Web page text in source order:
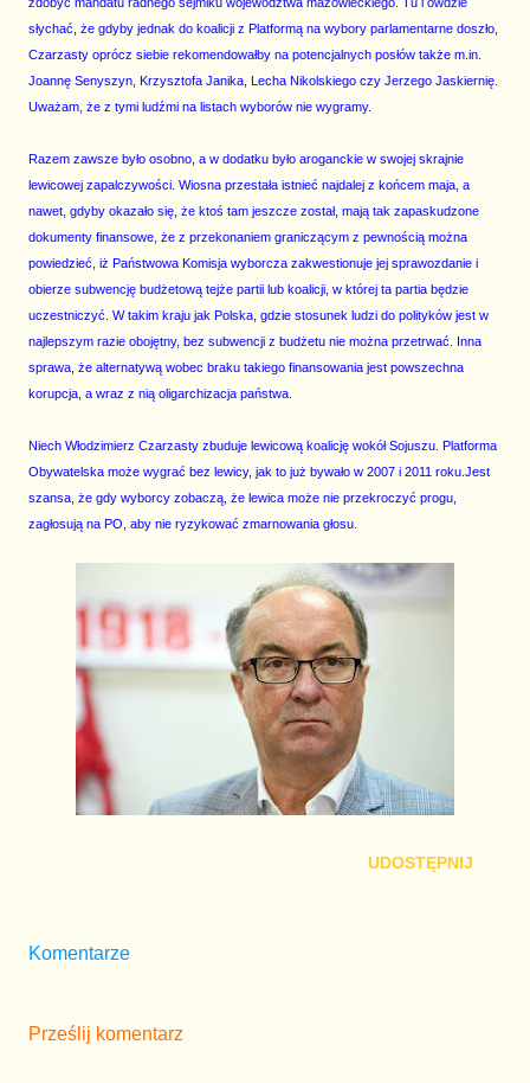
słychać, że gdyby jednak do koalicji z Platformą na wybory parlamentarne doszło,
Czarzasty oprócz siebie rekomendowałby na potencjalnych posłów także m.in.
Joannę Senyszyn, Krzysztofa Janika, Lecha Nikolskiego czy Jerzego Jaskiernię.
Uważam, że z tymi ludźmi na listach wyborów nie wygramy.
Razem zawsze było osobno, a w dodatku było aroganckie w swojej skrajnie
lewicowej zapalczywości. Wiosna przestała istnieć najdalej z końcem maja, a
nawet, gdyby okazało się, że ktoś tam jeszcze został, mają tak zapaskudzone
dokumenty finansowe, że z przekonaniem graniczącym z pewnością można
powiedzieć, iż Państwowa Komisja wyborcza zakwestionuje jej sprawozdanie i
obierze subwencję budżetową tejże partii lub koalicji, w której ta partia będzie
uczestniczyć. W takim kraju jak Polska, gdzie stosunek ludzi do polityków jest w
najlepszym razie obojętny, bez subwencji z budżetu nie można przetrwać. Inna
sprawa, że alternatywą wobec braku takiego finansowania jest powszechna
korupcja, a wraz z nią oligarchizacja państwa.
Niech Włodzimierz Czarzasty zbuduje lewicową koalicję wokół Sojuszu. Platforma
Obywatelska może wygrać bez lewicy, jak to już bywało w 2007 i 2011 roku.Jest
szansa, że gdy wyborcy zobaczą, że lewica może nie przekroczyć progu,
zagłosują na PO, aby nie ryzykować zmarnowania głosu.
UDOSTĘPNIJ
Komentarze
Prześlij komentarz